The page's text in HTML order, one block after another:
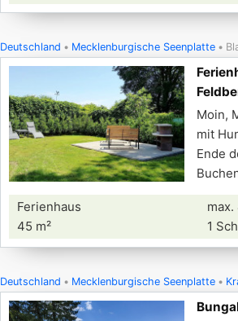
Deutschland Mecklenburgische Seenplatte
Moin,
mit
Ende
Ferienhaus
45 m²
1
Deutschland Mecklenburgische Seenplatte